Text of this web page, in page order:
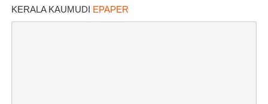
KERALA KAUMUDI EPAPER